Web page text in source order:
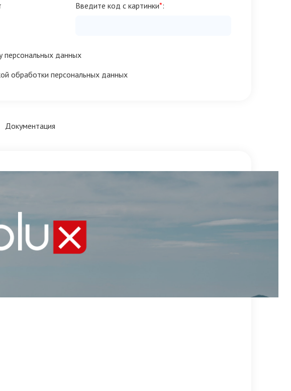
Введите код с картинки*:
персональных данных
обработки персональных данных
Документация